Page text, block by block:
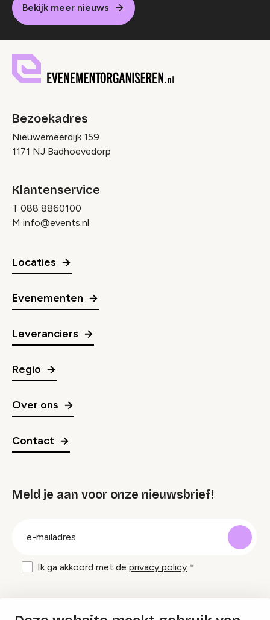
Bekijk meer nieuws
Bezoekadres
Nieuwemeerdijk 159
1171 NJ Badhoevedorp
Klantenservice
T 088 8860100
M info@events.nl
Locaties
Evenementen
Leveranciers
Regio
Over ons
Contact
Meld je aan voor onze nieuwsbrief!
Ik ga akkoord met de privacy policy
Inspiratie en tips om evenementen te